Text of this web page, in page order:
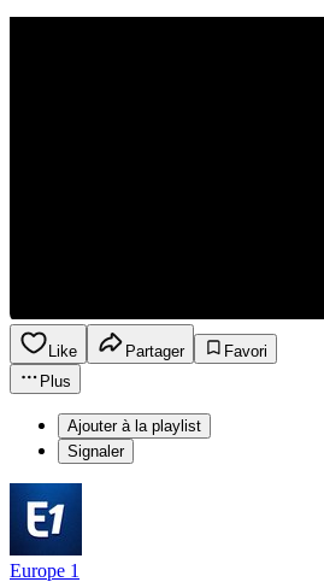
Like Partager
Favori
Plus
Ajouter à la playlist
Signaler
Europe 1